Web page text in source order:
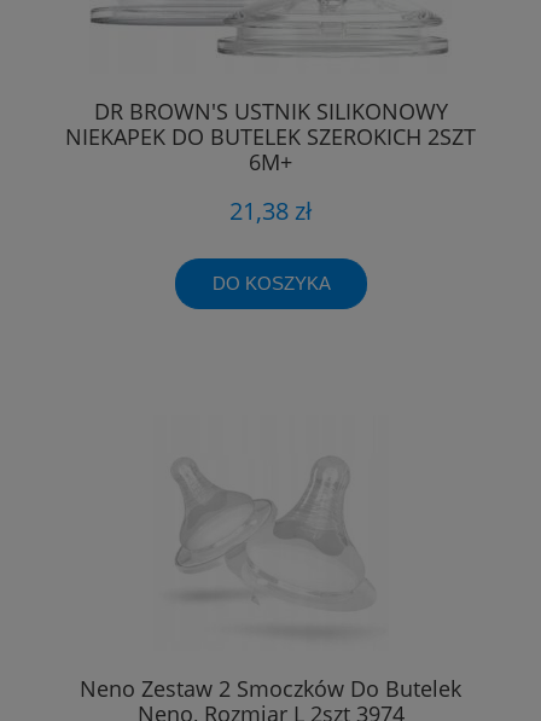
DR BROWN'S USTNIK SILIKONOWY
NIEKAPEK DO BUTELEK SZEROKICH 2SZT
6M+
21,38 zł
DO KOSZYKA
Neno Zestaw 2 Smoczków Do Butelek
Neno, Rozmiar L 2szt 3974